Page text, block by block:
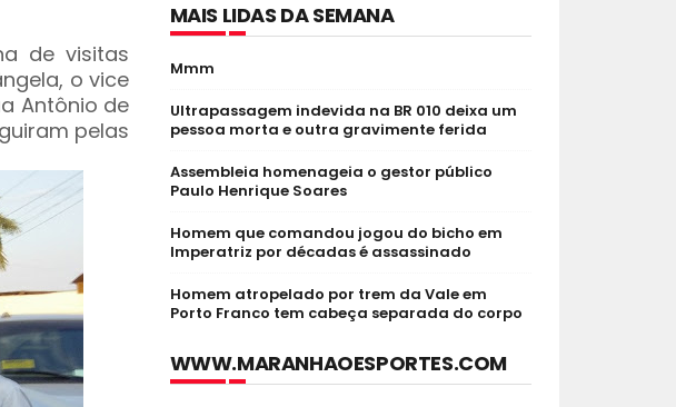
de visitas
o vice
Antônio de
pelas
MAIS LIDAS DA SEMANA
Mmm
Ultrapassagem indevida na BR 010 deixa um
pessoa morta e outra gravimente ferida
Assembleia homenageia o gestor público
Paulo Henrique Soares
Homem que comandou jogou do bicho em
Imperatriz por décadas é assassinado
Homem atropelado por trem da Vale em
Porto Franco tem cabeça separada do corpo
WWW.MARANHAOESPORTES.COM